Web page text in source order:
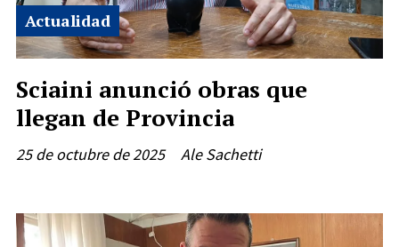
Sciaini anunció obras que
llegan de Provincia
Ale Sachetti
Actualidad
25 de octubre de 2025